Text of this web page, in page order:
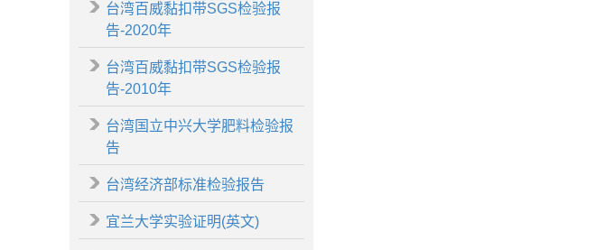
台湾百威黏扣带SGS检验报
告-2020年
台湾百威黏扣带SGS检验报
告-2010年
台湾国立中兴大学肥料检验报
告
台湾经济部标准检验报告
宜兰大学实验证明(英文)